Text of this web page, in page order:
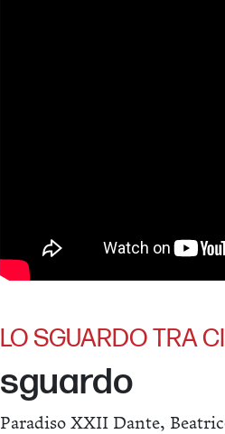
LO SGUARDO TRA
sguardo
Paradiso XXII Dante,